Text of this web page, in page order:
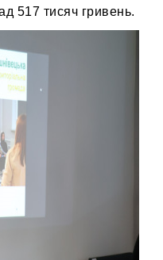
517 тисяч гривень.